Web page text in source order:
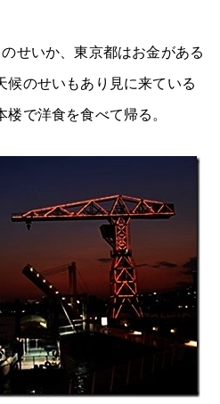
せいか、東京都はお金がある
候のせいもあり見に来ている
で洋食を食べて帰る。